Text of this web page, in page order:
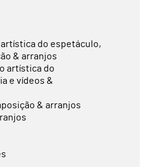
artística do espetáculo,
& arranjos
artística do
e vídeos &
& arranjos